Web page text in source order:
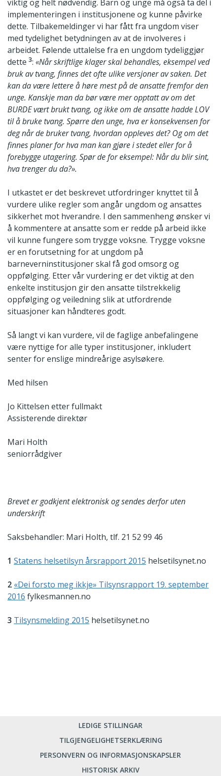
viktig og helt nødvendig. Barn og unge må også ta del i
implementeringen i institusjonene og kunne påvirke
dette. Tilbakemeldinger vi har fått fra ungdom viser
med tydelighet betydningen av at de involveres i
arbeidet. Følende uttalelse fra en ungdom tydeliggjør
dette 3: «Når skriftlige klager skal behandles, eksempel ved
bruk av tvang, finnes det ofte ulike versjoner av saken. Det
kan da være lettere å høre mest på de ansatte fremfor den
unge. Kanskje man da bør være mer opptatt av om det
BURDE vært brukt tvang, og ikke om de ansatte hadde LOV
til å bruke tvang. Spørre den unge, hva er konsekvensen for
deg når de bruker tvang, hvordan oppleves det? Og om det
finnes planer for hva man kan gjøre i stedet eller for å
forebygge utagering. Spør de for eksempel: Når du blir sint,
hva trenger du da?».
I utkastet er det beskrevet utfordringer knyttet til å
vurdere ulike regler som angår ungdom og ansattes
sikkerhet mot hverandre. I den sammenheng ønsker vi
å kommentere at ansatte som er redde på arbeid ikke
vil kunne fungere som trygge voksne. Trygge voksne
er en forutsetning for at ungdom på
barneverninstitusjoner skal få god omsorg og
oppfølging. Etter vår vurdering er det viktig at den
enkelte institusjon gir den ansatte tilstrekkelig
oppfølging og veiledning slik at utfordrende
situasjoner kan håndteres godt.
Så langt vi kan vurdere, vil de faglige anbefalingene
være nyttige for alle typer institusjoner, inkludert
senter for enslige mindreårige asylsøkere.
Med hilsen
Jo Kittelsen etter fullmakt
Assisterende direktør
Mari Holth
seniorrådgiver
Brevet er godkjent elektronisk og sendes derfor uten
underskrift
Saksbehandler: Mari Holth, tlf. 21 52 99 46
1 Statens helsetilsyn årsrapport 2015 helsetilsynet.no
2 «Dei forsto meg ikkje» Tilsynsrapport 19. september
2016 fylkesmannen.no
3 Tilsynsmelding 2015 helsetilsynet.no
LEDIGE STILLINGAR
TILGJENGELIGHETSERKLÆRING
PERSONVERN OG INFORMASJONSKAPSLER
HISTORISK ARKIV